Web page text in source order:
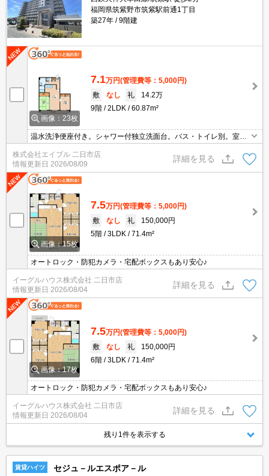
福岡県筑紫野市筑紫駅前通1丁目
築27年
9階建
画像：23枚
7.1万円(管理費等：5,000円)
敷
なし 礼
14.2万
9階
2LDK 60.87m²
温水洗浄便座付き。シャワー付独立洗面台。バス・トイレ別。室内
洗濯機置場。TVモニターホン有。
株式会社エイブル 二日市店
情報更新日 2026/08/09
詳細を見る
画像：15枚
7.5万円(管理費等：5,000円)
敷
なし 礼
150,000円
5階
3LDK 71.4m²
オートロック・防犯カメラ・宅配ボックスもあり安心♪
イーグルハウス株式会社 二日市店
情報更新日 2026/08/04
詳細を見る
画像：17枚
7.5万円(管理費等：5,000円)
敷
なし 礼
150,000円
6階
3LDK 71.4m²
オートロック・防犯カメラ・宅配ボックスもあり安心♪
イーグルハウス株式会社 二日市店
情報更新日 2026/08/04
詳細を見る
残り1件を表示する
賃貸ハイツ セジュ－ルエスポア－ル